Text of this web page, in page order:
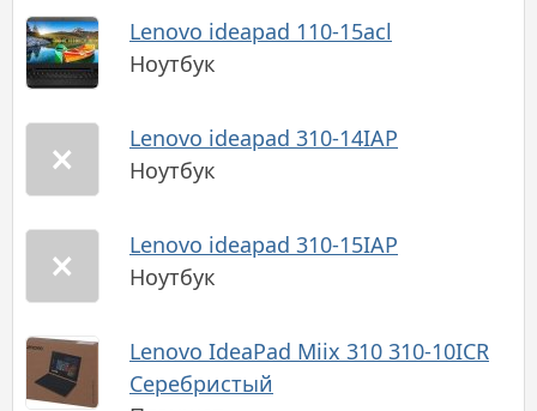
Lenovo ideapad 110-15acl
Ноутбук
Lenovo ideapad 310-14IAP
Ноутбук
Lenovo ideapad 310-15IAP
Ноутбук
Lenovo IdeaPad Miix 310 310-10ICR
Серебристый